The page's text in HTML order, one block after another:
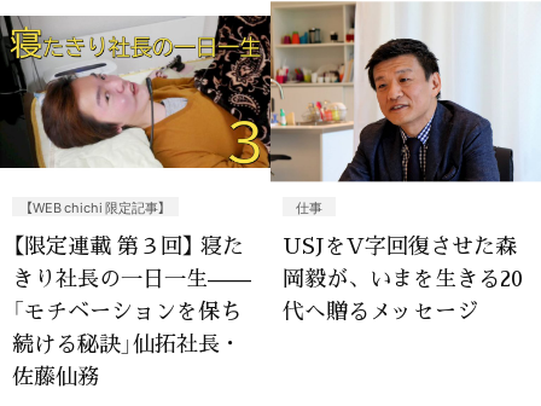
【WEB chichi 限定記事】
【限定連載 第３回】 寝た
きり社長の一日一生——
「モチベーションを保ち
続ける秘訣」仙拓社長・
佐藤仙務
仕事
USJをV字回復させた森
岡毅が、いまを生きる20
代へ贈るメッセージ